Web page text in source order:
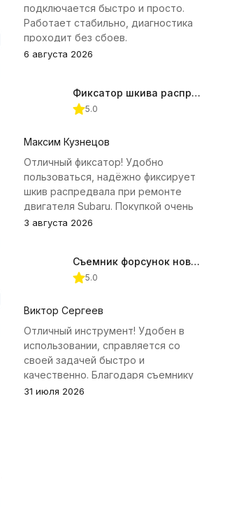
подключается быстро и просто.
Работает стабильно, диагностика
проходит без сбоев.
6 августа 2026
Фиксатор шкива распредвала (Subaru) JTC-4409
5.0
Максим Кузнецов
Отличный фиксатор! Удобно
пользоваться, надёжно фиксирует
шкив распредвала при ремонте
двигателя Subaru. Покупкой очень
доволен.
3 августа 2026
Съемник форсунок новых дизельных двигателей Jonnesway
5.0
Виктор Сергеев
Отличный инструмент! Удобен в
использовании, справляется со
своей задачей быстро и
качественно. Благодаря съемнику
удалось избежать лишних хлопот с
31 июля 2026